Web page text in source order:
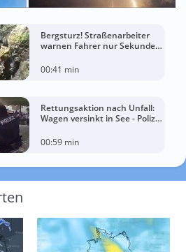
Bergsturz! Straßenarbeiter
warnen Fahrer nur Sekunden
00:41 min
Rettungsaktion nach Unfall:
Wagen versinkt in See - Polizei
00:59 min